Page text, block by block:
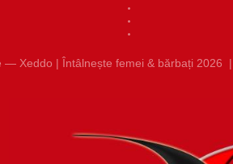
— Xeddo | Întâlnește femei & bărbați 2026 |